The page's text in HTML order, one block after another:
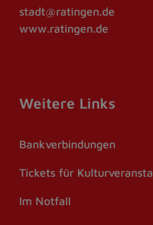
stadt@ratingen.de
www.ratingen.de
Weitere Links
Bankverbindungen
Tickets für
Im Notfall